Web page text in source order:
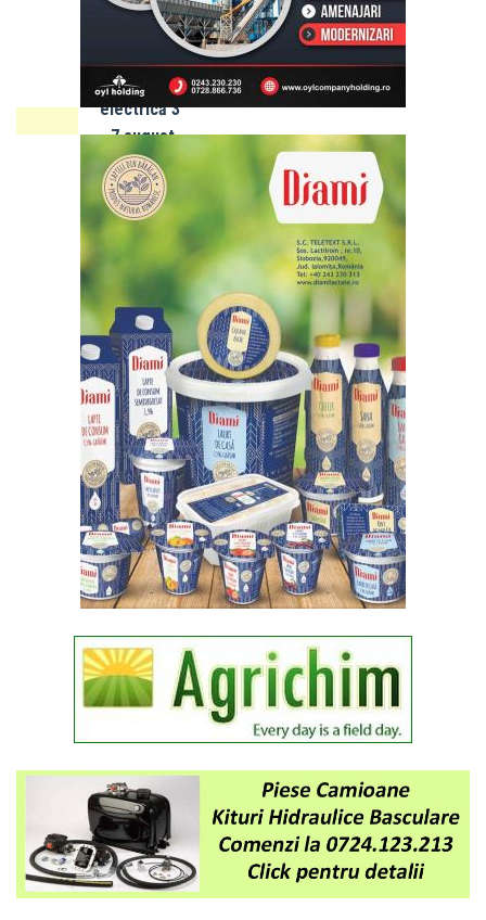
Întreruperi
programate
energie
electrică 3
- 7 august
2026
SLOBOZIA:
Program
farmacii -
luna
AUGUST
Adaugă
obiectiv.net
ca sursă
preferată
pe Google